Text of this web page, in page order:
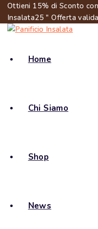
Ottieni 15% di Sconto
Insalata25 " Offerta
Home
Chi Siamo
Shop
News